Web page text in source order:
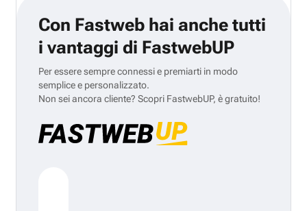
Con Fastweb hai anche tutti
i vantaggi di FastwebUP
Per essere sempre connessi e premiarti in modo
semplice e personalizzato.
Non sei ancora cliente? Scopri FastwebUP, è gratuito!